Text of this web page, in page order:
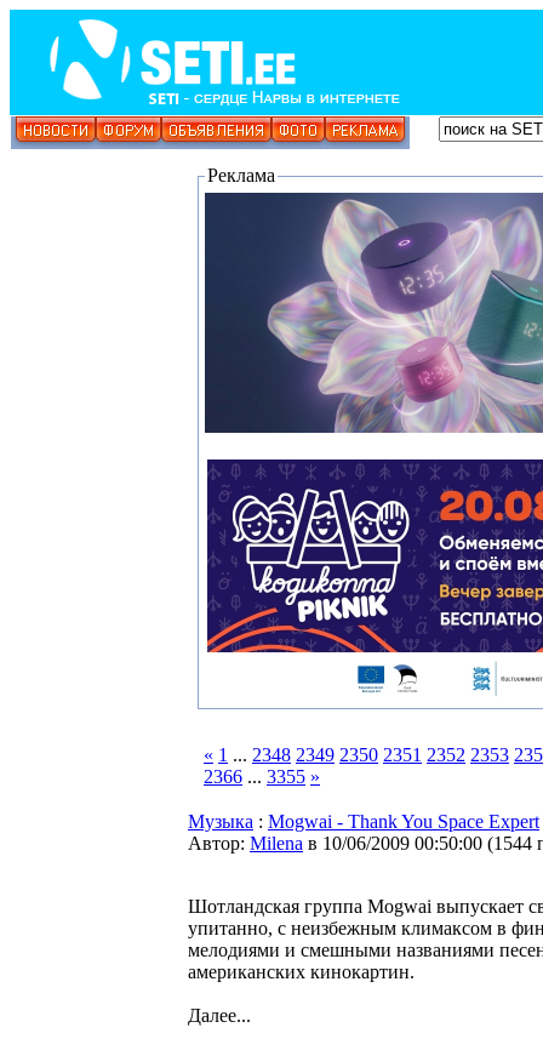
Реклама
« 1 ... 2348 2349 2350 2351 2352 2353
2366 ... 3355 »
Музыка : Mogwai - Thank You Space Expert
Автор: Milena в 10/06/2009 00:50:00 (1544
Шотландская группа Mogwai выпускает
упитанно, с неизбежным климаксом в
мелодиями и смешными названиями
американских кинокартин.
Далее...